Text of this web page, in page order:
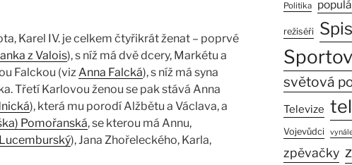
Karel IV. je celkem čtyřikrát ženat – poprvé
z Valois), s níž má dvě dcery, Markétu a
Falckou (vizAnna Falcká), s níž má syna
Třetí Karlovou ženou se pak stává Anna
), která mu porodí Alžbětu a Václava, a
Pomořanská, se kterou má Annu,
), Jana Zhořeleckého, Karla,
Politika
režiséři
světová
Televize
Vojevůdci
zpěvačky